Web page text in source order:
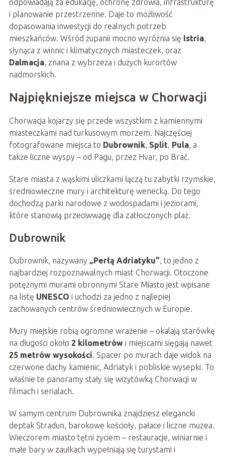
odpowiadają za edukację, ochronę zdrowia, infrastrukturę
i planowanie przestrzenne. Daje to możliwość
dopasowania inwestycji do realnych potrzeb
mieszkańców. Wśród żupanii mocno wyróżnia się Istria,
słynąca z winnic i klimatycznych miasteczek, oraz
Dalmacja, znana z wybrzeża i dużych kurortów
nadmorskich.
Najpiękniejsze miejsca w Chorwacji
Chorwacja kojarzy się przede wszystkim z kamiennymi
miasteczkami nad turkusowym morzem. Najczęściej
fotografowane miejsca to Dubrownik, Split, Pula, a
także liczne wyspy – od Pagu, przez Hvar, po Brač.
Stare miasta z wąskimi uliczkami łączą tu zabytki rzymskie,
średniowieczne mury i architekturę wenecką. Do tego
dochodzą parki narodowe z wodospadami i jeziorami,
które stanowią przeciwwagę dla zatłoczonych plaż.
Dubrownik
Dubrownik, nazywany „Perłą Adriatyku”, to jedno z
najbardziej rozpoznawalnych miast Chorwacji. Otoczone
potężnymi murami obronnymi Stare Miasto jest wpisane
na listę UNESCO i uchodzi za jedno z najlepiej
zachowanych centrów średniowiecznych w Europie.
Mury miejskie robią ogromne wrażenie – okalają starówkę
na długości około 2 kilometrówi miejscami sięgają nawet
25 metrów wysokości. Spacer po murach daje widok na
czerwone dachy kamienic, Adriatyk i pobliskie wysepki. To
właśnie te panoramy stały się wizytówką Chorwacji w
filmach i serialach.
W samym centrum Dubrownika znajdziesz elegancki
deptak Stradun, barokowe kościoły, pałace i liczne muzea.
Wieczorem miasto tętni życiem – restauracje, winiarnie i
małe bary w zaułkach wypełniają się turystami i